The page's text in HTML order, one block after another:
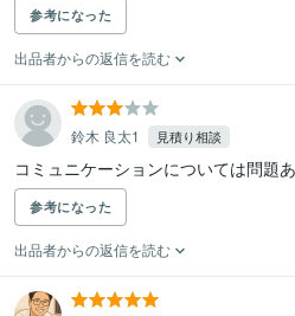
参考になった
出品者からの返信を読む
鈴木 良太1 見積り相談
コミュニケーションについては問題
参考になった
出品者からの返信を読む